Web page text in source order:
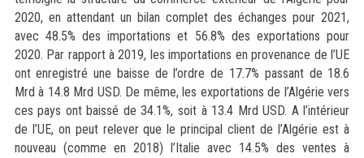
2020, en attendant un bilan complet des échanges pour 2021,
avec 48.5% des importations et 56.8% des exportations pour
2020. Par rapport à 2019, les importations en provenance de l’UE
ont enregistré une baisse de l’ordre de 17.7% passant de 18.6
Mrd à 14.8 Mrd USD. De même, les exportations de l’Algérie vers
ces pays ont baissé de 34.1%, soit à 13.4 Mrd USD. A l’intérieur
de l’UE, on peut relever que le principal client de l’Algérie est à
nouveau (comme en 2018) l’Italie avec 14.5% des ventes à